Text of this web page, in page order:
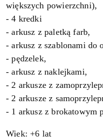
większych powierzchni),
- 4 kredki
- arkusz z paletką farb,
- arkusz z szablonami do
- pędzelek,
- arkusz z naklejkami,
- 2 arkusze z
- 2 arkusze z
- 1 arkusz z brokatowym
Wiek: +6 lat